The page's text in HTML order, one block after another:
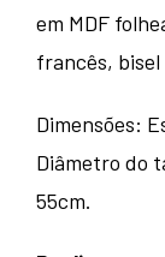
em MDF
francês,
Dimensões:
Diâmetro do
55cm.